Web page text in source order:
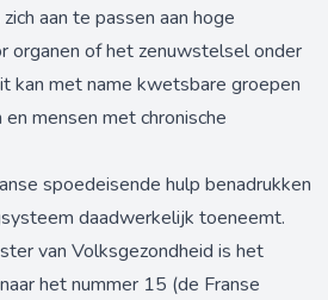
aan te passen aan hoge
organen of het zenuwstelsel onder
kan met name kwetsbare groepen
mensen met chronische
spoedeisende hulp benadrukken
daadwerkelijk toeneemt.
van Volksgezondheid is het
het nummer 15 (de Franse